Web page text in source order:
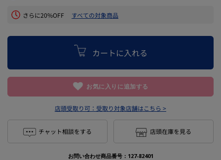
さらに20%OFF すべての対象商品
カートに入れる
お気に入りに追加する
店頭受取り可： 受取り対象店舗はこちら >
チャット相談をする 店頭在庫を見る
お問い合わせ商品番号： 127-82401